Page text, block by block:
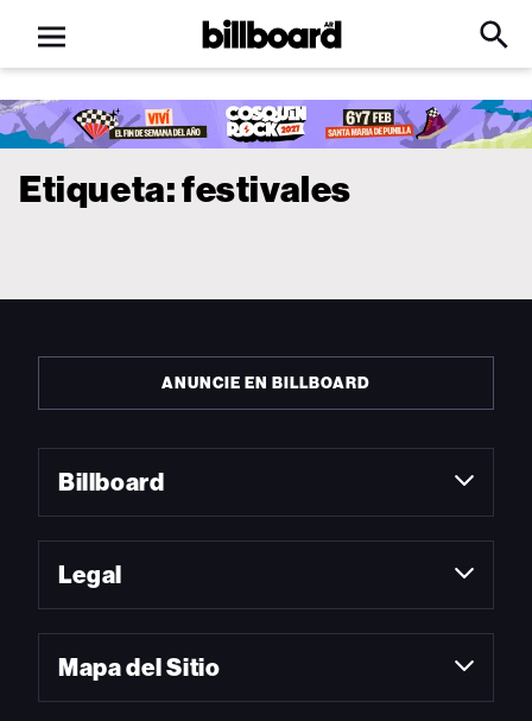
Open
menu
Billboard
Click
Input
Etiqueta:festivales
ANUNCIE EN BILLBOARD
Billboard
Legal
Mapa del Sitio